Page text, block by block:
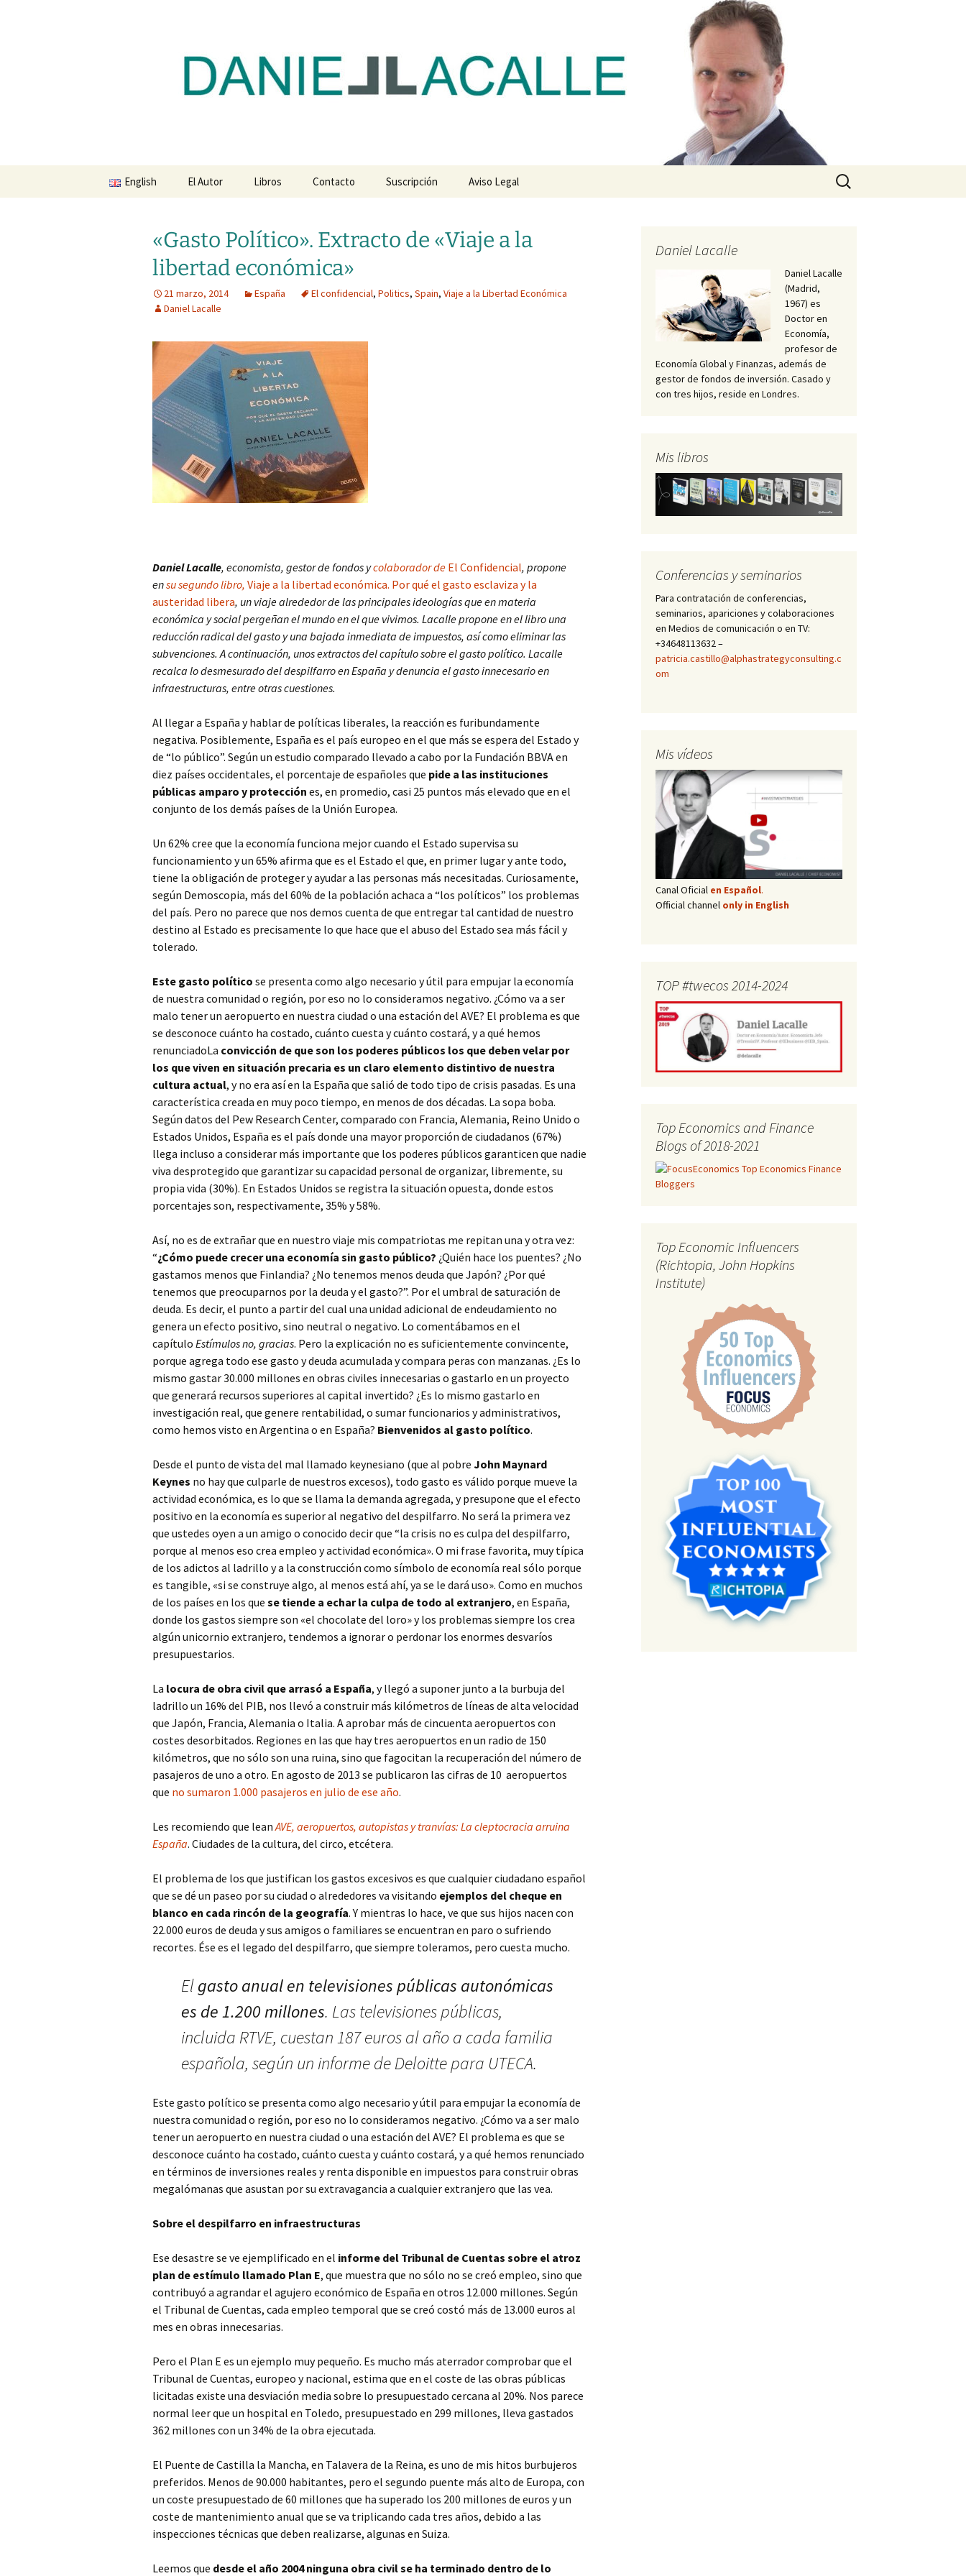
dlacalle.com
English El Autor Libros Contacto Suscripción Aviso Legal
Buscar:
«Gasto Político». Extracto de «Viaje a la
libertad económica»
21 marzo, 2014 España El confidencial, Politics, Spain, Viaje a la Libertad Económica
Daniel Lacalle
Daniel Lacalle, economista, gestor de fondos ycolaborador de El Confidencial, propone
ensu segundo libro, Viaje a la libertad económica. Por qué el gasto esclaviza y la
austeridad libera, un viaje alrededor de las principales ideologías que en materia
económica y social pergeñan el mundo en el que vivimos. Lacalle propone en el libro una
reducción radical del gasto y una bajada inmediata de impuestos, así como eliminar las
subvenciones. A continuación, unos extractos del capítulo sobre el gasto político. Lacalle
recalca lo desmesurado del despilfarro en España y denuncia el gasto innecesario en
infraestructuras, entre otras cuestiones.
Al llegar a España y hablar de políticas liberales, la reacción es furibundamente
negativa. Posiblemente, España es el país europeo en el que más se espera del Estado y
de “lo público”. Según un estudio comparado llevado a cabo por la Fundación BBVA en
diez países occidentales, el porcentaje de españoles que pide a las instituciones
públicas amparo y protección es, en promedio, casi 25 puntos más elevado que en el
conjunto de los demás países de la Unión Europea.
Un 62% cree que la economía funciona mejor cuando el Estado supervisa su
funcionamiento y un 65% afirma que es el Estado el que, en primer lugar y ante todo,
tiene la obligación de proteger y ayudar a las personas más necesitadas. Curiosamente,
según Demoscopia, más del 60% de la población achaca a “los políticos” los problemas
del país. Pero no parece que nos demos cuenta de que entregar tal cantidad de nuestro
destino al Estado es precisamente lo que hace que el abuso del Estado sea más fácil y
tolerado.
Este gasto político se presenta como algo necesario y útil para empujar la economía
de nuestra comunidad o región, por eso no lo consideramos negativo. ¿Cómo va a ser
malo tener un aeropuerto en nuestra ciudad o una estación del AVE? El problema es que
se desconoce cuánto ha costado, cuánto cuesta y cuánto costará, y a qué hemos
renunciadoLa convicción de que son los poderes públicos los que deben velar por
los que viven en situación precaria es un claro elemento distintivo de nuestra
cultura actual, y no era así en la España que salió de todo tipo de crisis pasadas. Es una
característica creada en muy poco tiempo, en menos de dos décadas. La sopa boba.
Según datos del Pew Research Center, comparado con Francia, Alemania, Reino Unido o
Estados Unidos, España es el país donde una mayor proporción de ciudadanos (67%)
llega incluso a considerar más importante que los poderes públicos garanticen que nadie
viva desprotegido que garantizar su capacidad personal de organizar, libremente, su
propia vida (30%). En Estados Unidos se registra la situación opuesta, donde estos
porcentajes son, respectivamente, 35% y 58%.
Así, no es de extrañar que en nuestro viaje mis compatriotas me repitan una y otra vez:
“¿Cómo puede crecer una economía sin gasto público? ¿Quién hace los puentes? ¿No
gastamos menos que Finlandia? ¿No tenemos menos deuda que Japón? ¿Por qué
tenemos que preocuparnos por la deuda y el gasto?”. Por el umbral de saturación de
deuda. Es decir, el punto a partir del cual una unidad adicional de endeudamiento no
genera un efecto positivo, sino neutral o negativo. Lo comentábamos en el
capítulo Estímulos no, gracias. Pero la explicación no es suficientemente convincente,
porque agrega todo ese gasto y deuda acumulada y compara peras con manzanas. ¿Es lo
mismo gastar 30.000 millones en obras civiles innecesarias o gastarlo en un proyecto
que generará recursos superiores al capital invertido? ¿Es lo mismo gastarlo en
investigación real, que genere rentabilidad, o sumar funcionarios y administrativos,
como hemos visto en Argentina o en España? Bienvenidos al gasto político.
Desde el punto de vista del mal llamado keynesiano (que al pobre John Maynard
Keynes no hay que culparle de nuestros excesos), todo gasto es válido porque mueve la
actividad económica, es lo que se llama la demanda agregada, y presupone que el efecto
positivo en la economía es superior al negativo del despilfarro. No será la primera vez
que ustedes oyen a un amigo o conocido decir que “la crisis no es culpa del despilfarro,
porque al menos eso crea empleo y actividad económica». O mi frase favorita, muy típica
de los adictos al ladrillo y a la construcción como símbolo de economía real sólo porque
es tangible, «si se construye algo, al menos está ahí, ya se le dará uso». Como en muchos
de los países en los que se tiende a echar la culpa de todo al extranjero, en España,
donde los gastos siempre son «el chocolate del loro» y los problemas siempre los crea
algún unicornio extranjero, tendemos a ignorar o perdonar los enormes desvaríos
presupuestarios.
La locura de obra civil que arrasó a España, y llegó a suponer junto a la burbuja del
ladrillo un 16% del PIB, nos llevó a construir más kilómetros de líneas de alta velocidad
que Japón, Francia, Alemania o Italia. A aprobar más de cincuenta aeropuertos con
costes desorbitados. Regiones en las que hay tres aeropuertos en un radio de 150
kilómetros, que no sólo son una ruina, sino que fagocitan la recuperación del número de
pasajeros de uno a otro. En agosto de 2013 se publicaron las cifras de 10 aeropuertos
que no sumaron 1.000 pasajeros en julio de ese año.
Les recomiendo que leanAVE, aeropuertos, autopistas y tranvías: La cleptocracia arruina
España. Ciudades de la cultura, del circo, etcétera.
El problema de los que justifican los gastos excesivos es que cualquier ciudadano español
que se dé un paseo por su ciudad o alrededores va visitando ejemplos del cheque en
blanco en cada rincón de la geografía. Y mientras lo hace, ve que sus hijos nacen con
22.000 euros de deuda y sus amigos o familiares se encuentran en paro o sufriendo
recortes. Ése es el legado del despilfarro, que siempre toleramos, pero cuesta mucho.
Elgasto anual en televisiones públicas autonómicas
es de 1.200 millones. Las televisiones públicas,
incluida RTVE, cuestan 187 euros al año a cada familia
española, según un informe de Deloitte para UTECA.
Este gasto político se presenta como algo necesario y útil para empujar la economía de
nuestra comunidad o región, por eso no lo consideramos negativo. ¿Cómo va a ser malo
tener un aeropuerto en nuestra ciudad o una estación del AVE? El problema es que se
desconoce cuánto ha costado, cuánto cuesta y cuánto costará, y a qué hemos renunciado
en términos de inversiones reales y renta disponible en impuestos para construir obras
megalómanas que asustan por su extravagancia a cualquier extranjero que las vea.
Sobre el despilfarro en infraestructuras
Ese desastre se ve ejemplificado en el informe del Tribunal de Cuentas sobre el atroz
plan de estímulo llamado Plan E, que muestra que no sólo no se creó empleo, sino que
contribuyó a agrandar el agujero económico de España en otros 12.000 millones. Según
el Tribunal de Cuentas, cada empleo temporal que se creó costó más de 13.000 euros al
mes en obras innecesarias.
Pero el Plan E es un ejemplo muy pequeño. Es mucho más aterrador comprobar que el
Tribunal de Cuentas, europeo y nacional, estima que en el coste de las obras públicas
licitadas existe una desviación media sobre lo presupuestado cercana al 20%. Nos parece
normal leer que un hospital en Toledo, presupuestado en 299 millones, lleva gastados
362 millones con un 34% de la obra ejecutada.
El Puente de Castilla la Mancha, en Talavera de la Reina, es uno de mis hitos burbujeros
preferidos. Menos de 90.000 habitantes, pero el segundo puente más alto de Europa, con
un coste presupuestado de 60 millones que ha superado los 200 millones de euros y un
coste de mantenimiento anual que se va triplicando cada tres años, debido a las
inspecciones técnicas que deben realizarse, algunas en Suiza.
Leemos que desde el año 2004 ninguna obra civil se ha terminado dentro de lo
Daniel Lacalle
Daniel Lacalle
(Madrid,
1967) es
Doctor en
Economía,
profesor de
Economía Global y Finanzas, además de
gestor de fondos de inversión. Casado y
con tres hijos, reside en Londres.
Mis libros
Conferencias y seminarios
Para contratación de conferencias,
seminarios, apariciones y colaboraciones
en Medios de comunicación o en TV:
+34648113632 –
patricia.castillo@alphastrategyconsulting.c
om
Mis vídeos
Canal Oficial en Español.
Official channel only in English
TOP #twecos 2014-2024
Top Economics and Finance
Blogs of 2018-2021
Top Economic Influencers
(Richtopia, John Hopkins
Institute)